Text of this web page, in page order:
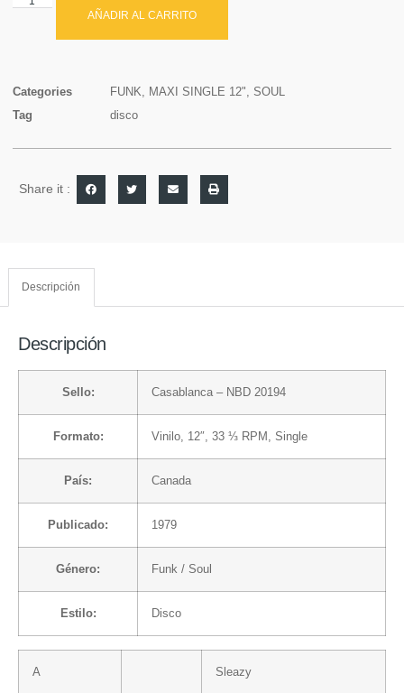
AÑADIR AL CARRITO
Categories FUNK, MAXI SINGLE 12", SOUL
Tag
disco
Share it :
Descripción
Descripción
Sello: Casablanca – NBD 20194
Formato: Vinilo , 12″, 33 ⅓ RPM, Single
País: Canada
Publicado: 1979
Género: Funk / Soul
Estilo: Disco
A Sleazy